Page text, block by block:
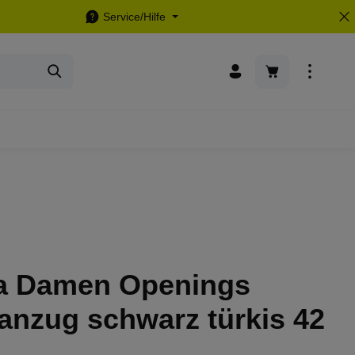
Service/Hilfe
Warenkorb
Damen Openings
schwarz türkis 42